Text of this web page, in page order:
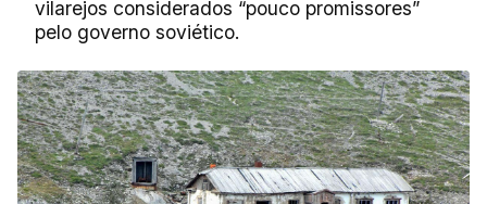
vilarejos considerados “pouco promissores”
pelo governo soviético.